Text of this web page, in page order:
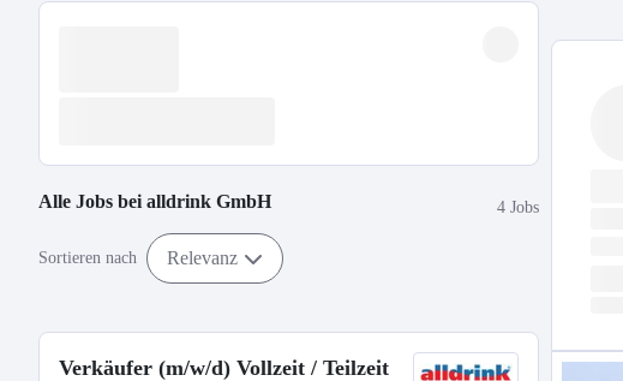
Alle Jobs bei alldrink GmbH 4 Jobs
Sortieren nach Relevanz
Verkäufer (m/w/d) Vollzeit / Teilzeit